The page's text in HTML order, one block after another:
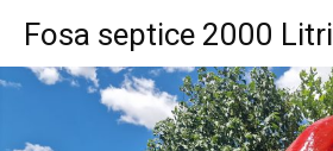
Fosa septice 2000 Litri